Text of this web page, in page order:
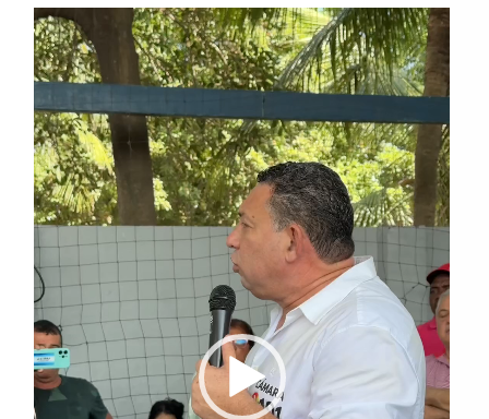
Reproductor
de
vídeo